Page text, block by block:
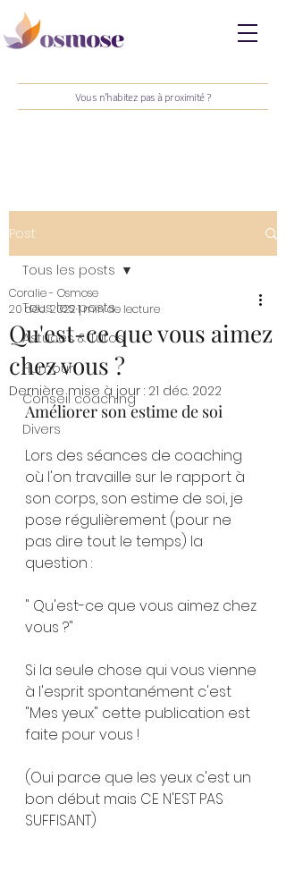
Vous n'habitez pas à proximité ?
Post
Tous les posts
Astuces & Tutos
Humour
Conseil coaching
Divers
Tous les posts
Qu'est-ce que vous aimez
chez vous ?
Coralie - Osmose
20 déc. 20221 min de lecture
Dernière mise à jour : 21 déc. 2022
Améliorer son estime de soi
Lors des séances de coaching
où l'on travaille sur le rapport à
son corps, son estime de soi, je
pose régulièrement (pour ne
pas dire tout le temps) la
question :
" Qu'est-ce que vous aimez chez
vous ?"
Si la seule chose qui vous vienne
à l'esprit spontanément c'est
"Mes yeux" cette publication est
faite pour vous !
(Oui parce que les yeux c'est un
bon début mais CE N'EST PAS
SUFFISANT)